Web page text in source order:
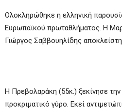
Ολοκληρώθηκε η ελληνική
Ευρωπαϊκού πρωταθλήματος. Η
Γιώργος Σαββουηλίδης
Η Πρεβολαράκη (55κ.) ξεκίνησε
προκριματικό γύρο. Εκεί